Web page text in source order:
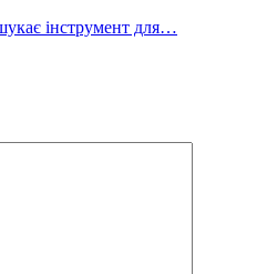
інструмент для…